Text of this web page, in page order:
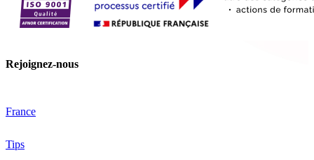
Rejoignez-nous
France
Tips